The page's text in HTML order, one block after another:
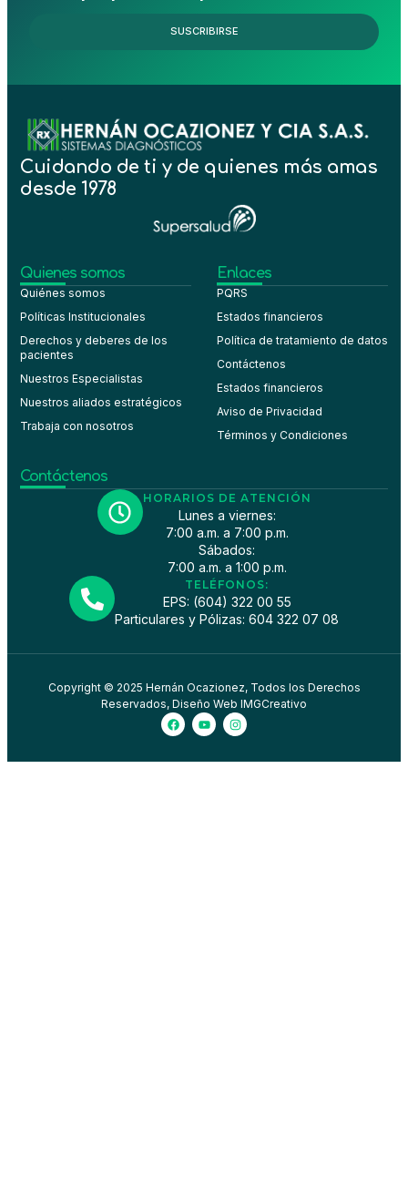
SUSCRIBIRSE
Cuidando de ti y de quienes más amas
desde 1978
Quienes somos
Quiénes somos
Políticas Institucionales
Derechos y deberes de los
pacientes
Nuestros Especialistas
Nuestros aliados estratégicos
Trabaja con nosotros
Enlaces
PQRS
Estados financieros
Política de tratamiento de datos
Contáctenos
Estados financieros
Aviso de Privacidad
Términos y Condiciones
Contáctenos
HORARIOS DE ATENCIÓN
Lunes a viernes:
7:00 a.m. a 7:00 p.m.
Sábados:
7:00 a.m. a 1:00 p.m.
TELÉFONOS:
EPS: (604) 322 00 55
Particulares y Pólizas: 604 322 07 08
Copyright © 2025 Hernán Ocazionez, Todos los Derechos
Reservados, Diseño Web IMGCreativo